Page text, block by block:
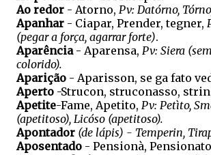
Ao redor - Atorno, Pv: Datórno,
Apanhar - Ciapar, Prender, tegner,
(pegar a força, agarrar forte).
Aparência- Aparensa, Pv: Siera
colorido).
Aparição - Aparisson, se ga fato
Aperto -Strucon, struconasso,
Apetite-Fame, Apetito, Pv: Petìto,
(apetitoso), Licóso (apetitoso).
Apontador (de lápis) - Temperin,
Aposentado - Pensionà,